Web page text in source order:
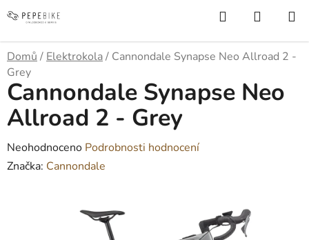
na
Hledat
KOŠÍK
Domů / Elektrokola/ Cannondale Synapse Neo Allroad 2 -
Grey
Cannondale Synapse Neo
Allroad 2 - Grey
Průměrné
hodnocení
Neohodnoceno Podrobnosti hodnocení
Značka: Cannondale